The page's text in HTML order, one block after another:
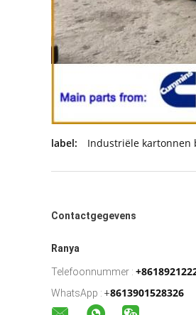
label: Industriële kartonnen
Contactgegevens
Ranya
Telefoonnummer :
WhatsApp : +8613901528326